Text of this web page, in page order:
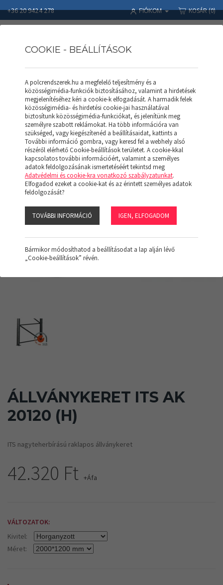
+36 20 9424 278 FIÓKOM KOSÁR(0)
Polcrendszerek Termékek Állványkeret ITS AK 20120 (H)
ÁLLVÁNYKERET ITS AK
20120 (H)
ITS nagyteherbírású raklapos állványkeret
42.320 Ft +Áfa
VÁLTOZATOK:
Kivitel:
Méret:
COOKIE - BEÁLLÍTÁSOK
A polcrendszerek.hu a megfelelő teljesítmény és a
közösségimédia-funkciók biztosításához, valamint a hirdetések
megjelenítéséhez kéri a cookie-k elfogadását. A harmadik felek
közösségimédia- és hirdetési cookie-jai használatával
biztosítunk közösségimédia-funkciókat, és jelenítünk meg
személyre szabott reklámokat. Ha több információra van
szükséged, vagy kiegészítenéd a beállításaidat, kattints a
További információ gombra, vagy keresd fel a webhely alsó
részéről elérhető Cookie-beállítások területet. A cookie-kkal
kapcsolatos további információért, valamint a személyes
adatok feldolgozásának ismertetéséért tekintsd meg
Adatvédelmi és cookie-kra vonatkozó szabályzatunkat.
Elfogadod ezeket a cookie-kat és az érintett személyes adatok
feldolgozását?
TOVÁBBI INFORMÁCIÓ IGEN, ELFOGADOM
Bármikor módosíthatod a beállításodat a lap alján lévő
„Cookie-beállítások” révén.